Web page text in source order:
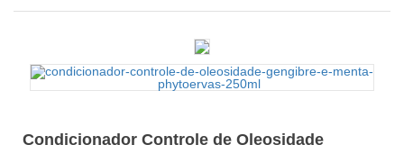
Condicionador Controle de Oleosidade